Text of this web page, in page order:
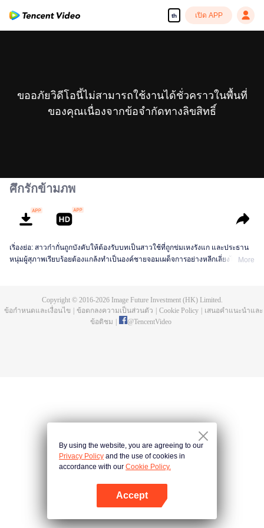
th เปิด APP
ขออภัยวิดีโอนี้ไม่สามารถใช้งานได้ชั่วคราวในพื้นที่
ของคุณเนื่องจากข้อจำกัดทางลิขสิทธิ์
ศึกรักข้ามภพ
เริ่องย่อ: สาวก๋ากั่นถูกบังคับให้ต้องรับบทเป็นสาวใช้ที่ถูกข่มเหงรังแก และประธาน
หนุ่มผู้สุภาพเรียบร้อยต้องแกล้งทำเป็นองค์ชายจอมเผด็จการอย่างหลีกเลี่ยงไม่ได้
เรื่องราวนี้
More
Copyright © 2016-2026Image Future Investment (HK) Limited.
ข้อกำหนดและเงื่อนไข
ข้อตกลงความเป็นส่วนตัว Cookie Policy
เสนอคำแนะนำและ
ข้อติชม
@TencentVideo
By using the website, you are agreeing to our
Privacy Policy and the use of cookies in
accordance with our Cookie Policy.
Accept